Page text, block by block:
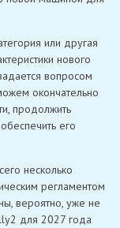
или другая
нового
вопросом
окончательно
продолжить
его
несколько
регламентом
вероятно, уже не
для 2027 года